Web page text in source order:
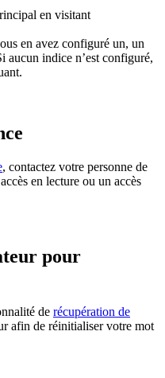
en visitant
en avez configuré un, un
aucun indice n’est configuré,
, contactez votre personne de
en lecture ou un accès
pour
de récupération de
afin de réinitialiser votre mot